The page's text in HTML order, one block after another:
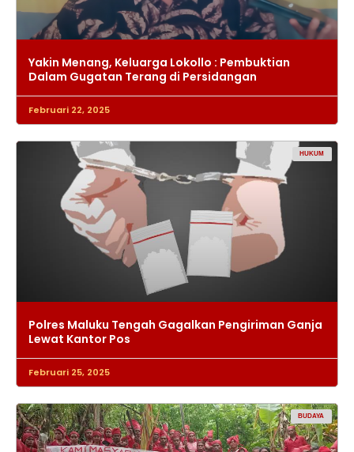
Yakin Menang, Keluarga Lokollo : Pembuktian
Dalam Gugatan Terang di Persidangan
Februari 22, 2025
HUKUM
Polres Maluku Tengah Gagalkan Pengiriman Ganja
Lewat Kantor Pos
Februari 25, 2025
BUDAYA